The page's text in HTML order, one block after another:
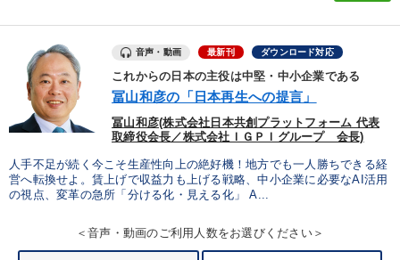
音声・動画 最新刊 ダウンロード対応
これからの日本の主役は中堅・中小企業である
冨山和彦の「日本再生への提言」
冨山和彦(株式会社日本共創プラットフォーム 代表
取締役会長／株式会社ＩＧＰＩグループ 会長)
人手不足が続く今こそ生産性向上の絶好機！地方でも一人勝ちできる経
営へ転換せよ。賃上げで収益力も上げる戦略、中小企業に必要なAI活用
の視点、変革の急所「分ける化・見える化」 A...
＜音声・動画のご利用人数をお選びください＞